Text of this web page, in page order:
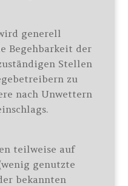
generell
Begehbarkeit der
Stellen
zu
nach Unwettern
teilweise auf
genutzte
bekannten